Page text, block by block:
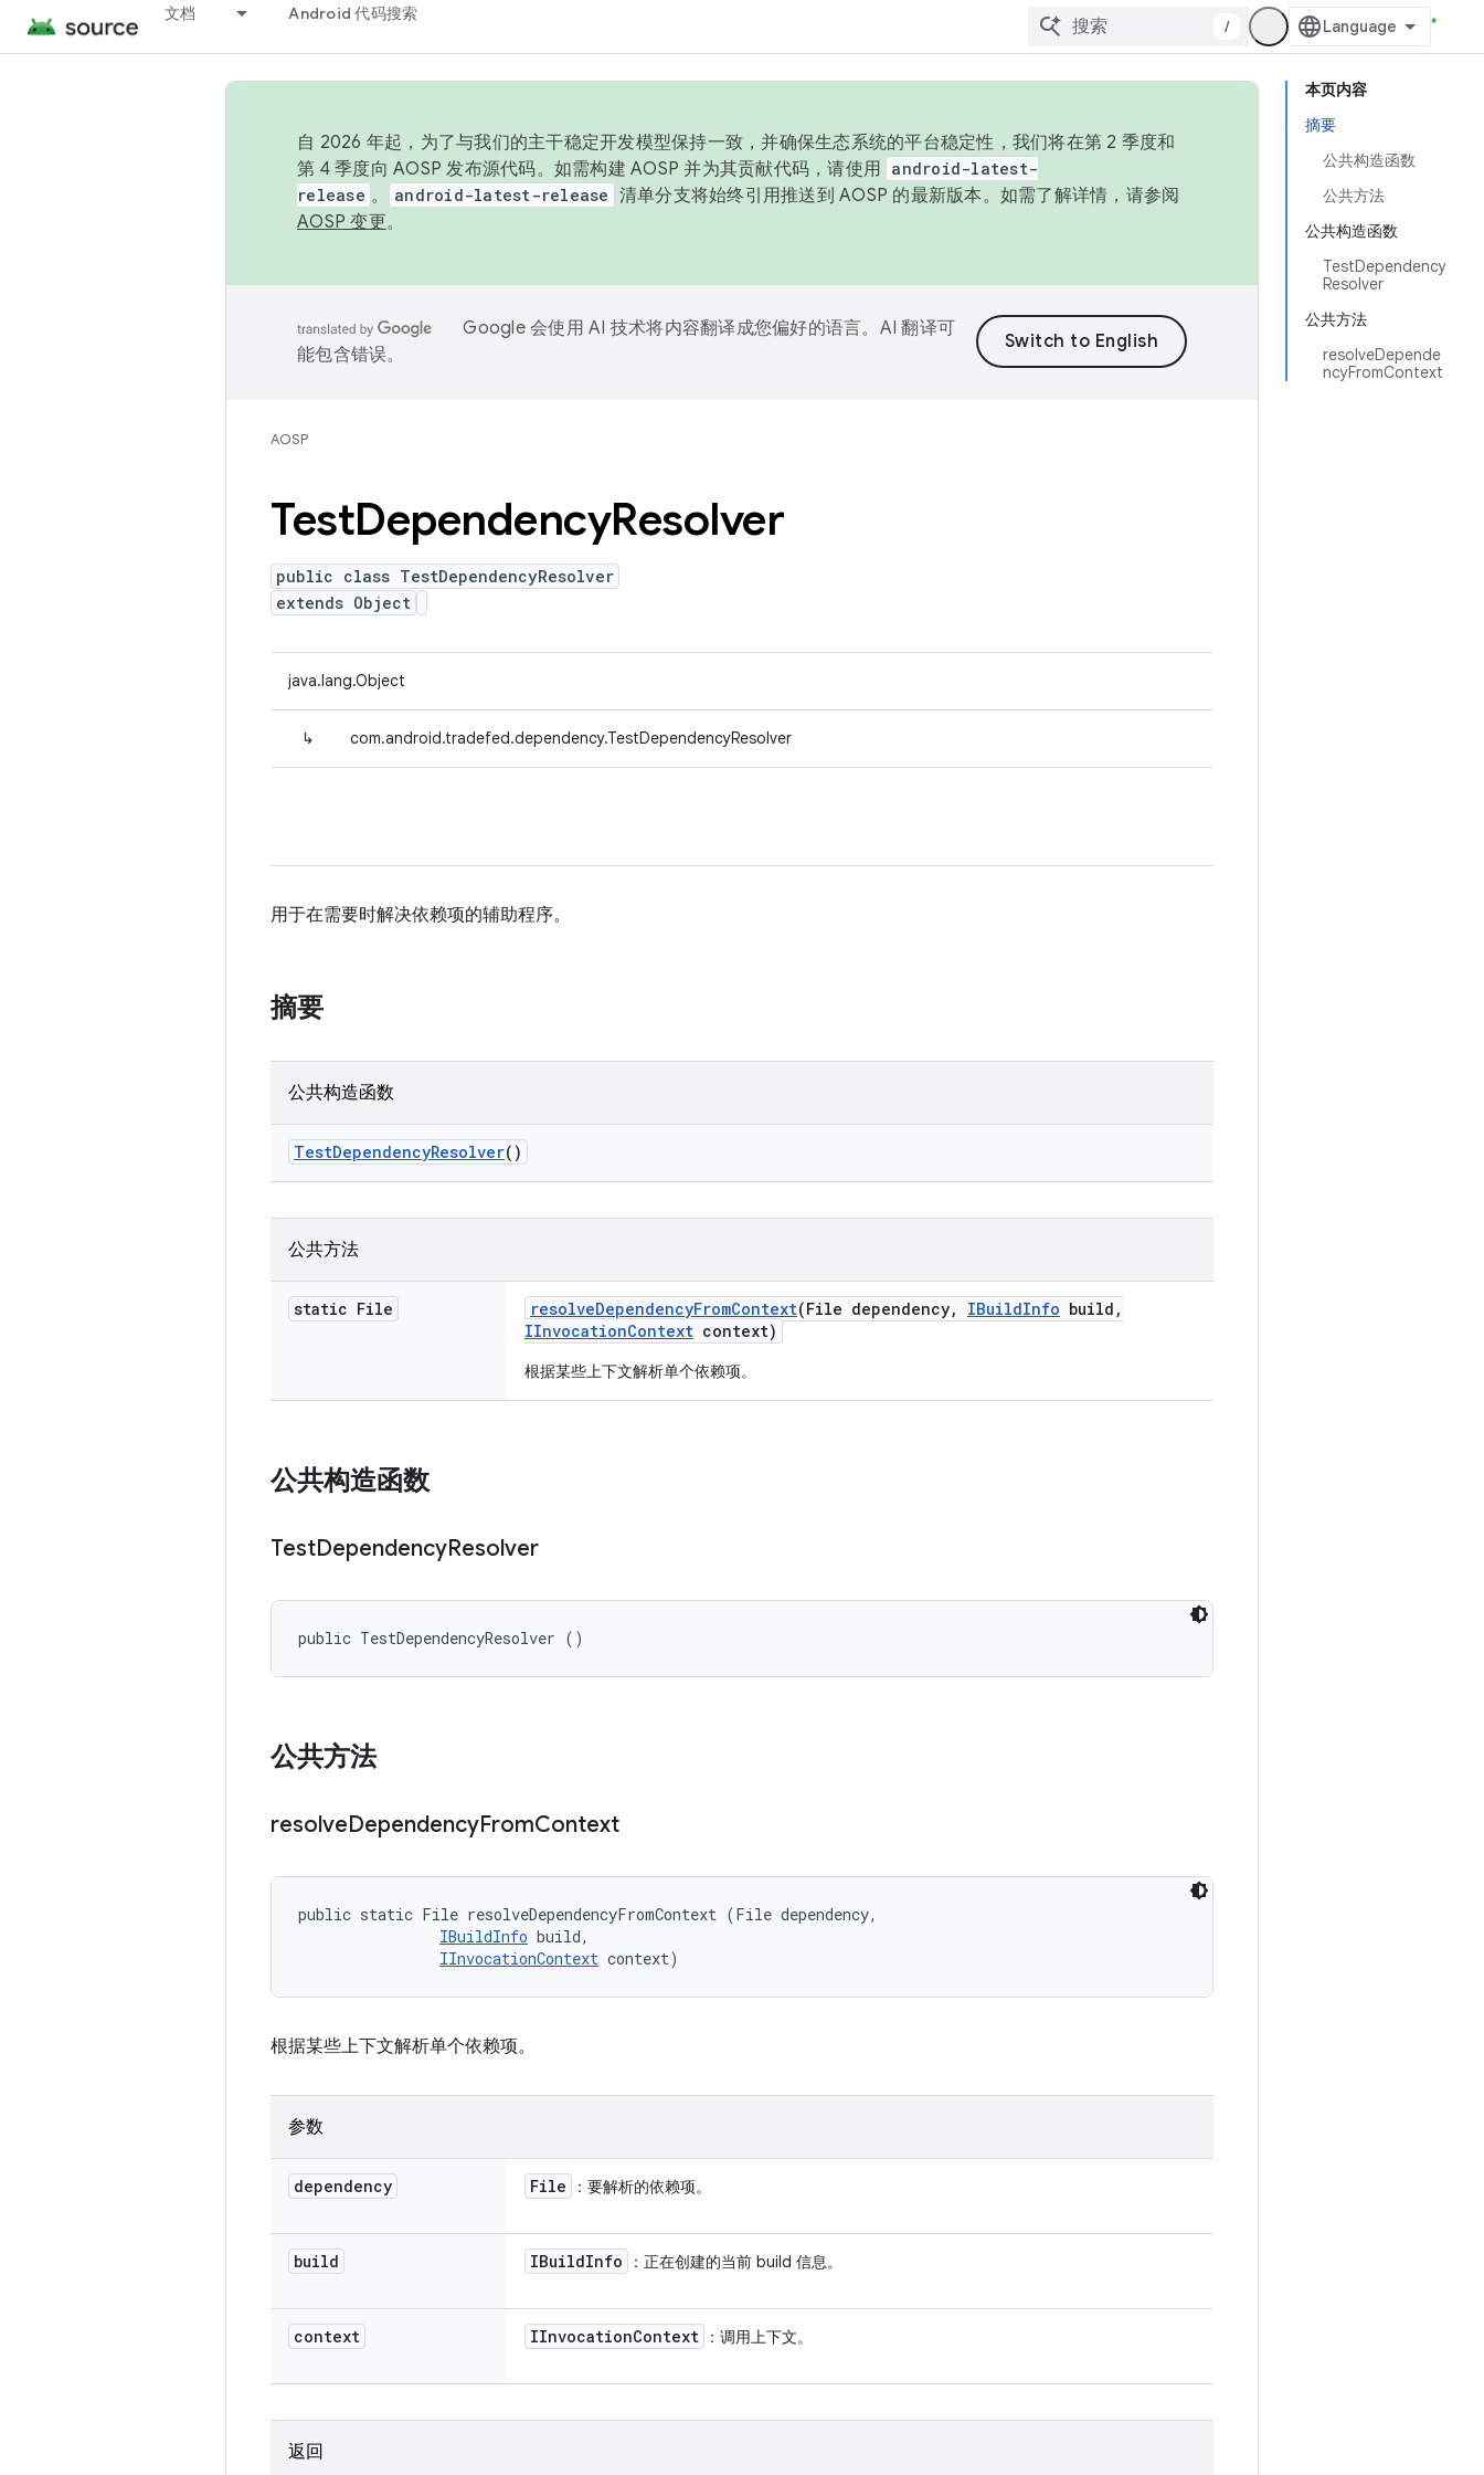
文档 Android 代码搜索
/
本页内容
摘要
公共构造函数
公共方法
公共构造函数
TestDependency
Resolver
公共方法
resolveDepende
ncyFromContext
自 2026 年起，为了与我们的主干稳定开发模型保持一致，并确保生态系统的平台稳定性，我们将在第 2 季度和
第 4 季度向 AOSP 发布源代码。如需构建 AOSP 并为其贡献代码，请使用 android-latest-
release 。 android-latest-release 清单分支将始终引用推送到 AOSP 的最新版本。如需了解详情，请参阅
AOSP 变更。
Google 会使用 AI 技术将内容翻译成您偏好的语言。AI 翻译可
能包含错误。
AOSP
TestDependencyResolver
public class TestDependencyResolver
extends Object
java.lang.Object
↳ com.android.tradefed.dependency.TestDependencyResolver
用于在需要时解决依赖项的辅助程序。
摘要
公共构造函数
TestDependencyResolver()
公共方法
static File resolveDependencyFromContext(File dependency, IBuildInfo build ,
IInvocationContext context)
根据某些上下文解析单个依赖项。
公共构造函数
TestDependencyResolver
public TestDependencyResolver ()
公共方法
resolveDependencyFromContext
public static File resolveDependencyFromContext (File dependency,
IBuildInfo build,
IInvocationContext context)
根据某些上下文解析单个依赖项。
参数
dependency File ：要解析的依赖项。
build IBuildInfo ：正在创建的当前 build 信息。
context IInvocationContext ：调用上下文。
返回